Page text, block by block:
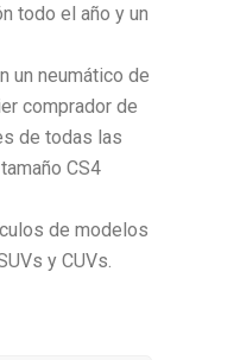
todo el año y un
un neumático de
comprador de
de todas las
CS4
de modelos
y CUVs.